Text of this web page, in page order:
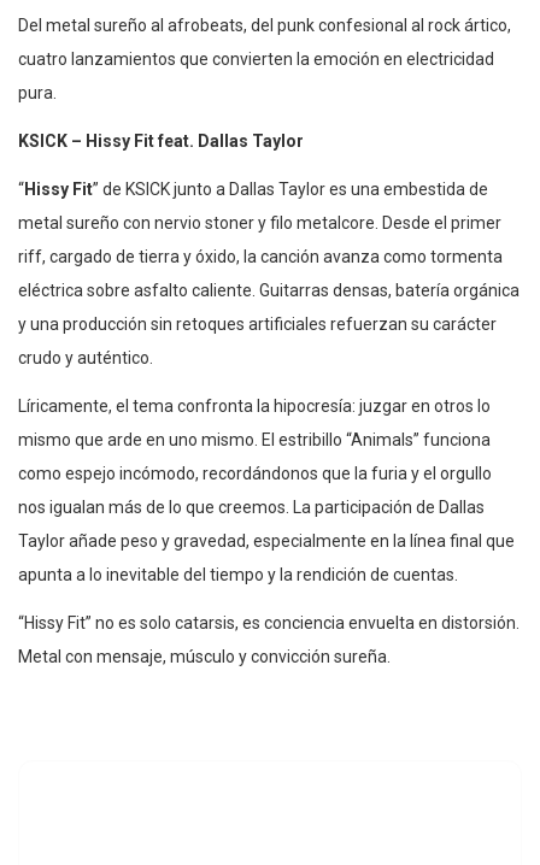
Del metal sureño al afrobeats, del punk confesional al rock ártico,
cuatro lanzamientos que convierten la emoción en electricidad
pura.
KSICK – Hissy Fit feat. Dallas Taylor
“Hissy Fit” de KSICK junto a Dallas Taylor es una embestida de
metal sureño con nervio stoner y filo metalcore. Desde el primer
riff, cargado de tierra y óxido, la canción avanza como tormenta
eléctrica sobre asfalto caliente. Guitarras densas, batería orgánica
y una producción sin retoques artificiales refuerzan su carácter
crudo y auténtico.
Líricamente, el tema confronta la hipocresía: juzgar en otros lo
mismo que arde en uno mismo. El estribillo “Animals” funciona
como espejo incómodo, recordándonos que la furia y el orgullo
nos igualan más de lo que creemos. La participación de Dallas
Taylor añade peso y gravedad, especialmente en la línea final que
apunta a lo inevitable del tiempo y la rendición de cuentas.
“Hissy Fit” no es solo catarsis, es conciencia envuelta en distorsión.
Metal con mensaje, músculo y convicción sureña.